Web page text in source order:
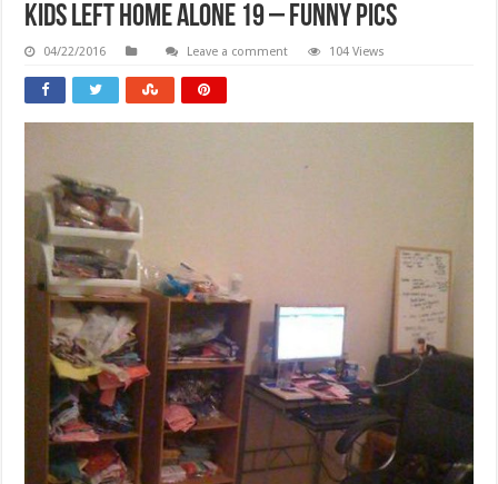
Kids Left Home Alone 19 – Funny Pics
04/22/2016 Leave a comment 104 Views